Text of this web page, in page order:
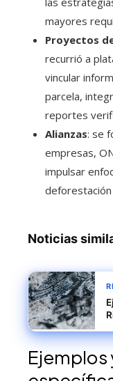
mayores
Proyectos
recurrió a
vincular
parcela,
reportes
Alianzas: se
empresas,
impulsar
deforestación
Noticias
Ejemplos